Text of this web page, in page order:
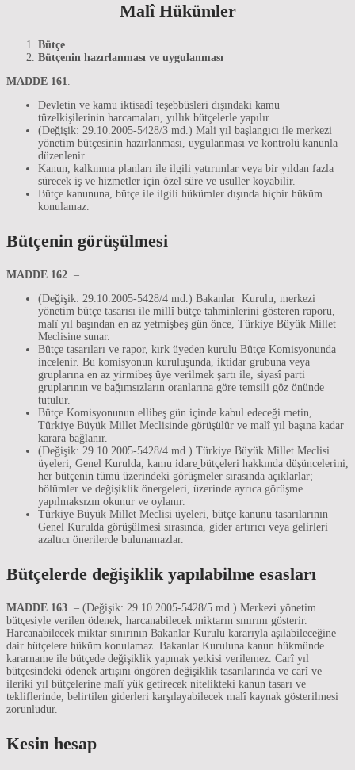
Malî Hükümler
Bütçe
Bütçenin hazırlanması ve uygulanması
MADDE 161. –
Devletin ve kamu iktisadî teşebbüsleri dışındaki kamu
tüzelkişilerinin harcamaları, yıllık bütçelerle yapılır.
(Değişik: 29.10.2005-5428/3 md.) Mali yıl başlangıcı ile merkezi
yönetim bütçesinin hazırlanması, uygulanması ve kontrolü kanunla
düzenlenir.
Kanun, kalkınma planları ile ilgili yatırımlar veya bir yıldan fazla
sürecek iş ve hizmetler için özel süre ve usuller koyabilir.
Bütçe kanununa, bütçe ile ilgili hükümler dışında hiçbir hüküm
konulamaz.
Bütçenin görüşülmesi
MADDE 162. –
(Değişik: 29.10.2005-5428/4 md.) Bakanlar Kurulu, merkezi
yönetim bütçe tasarısı ile millî bütçe tahminlerini gösteren raporu,
malî yıl başından en az yetmişbeş gün önce, Türkiye Büyük Millet
Meclisine sunar.
Bütçe tasarıları ve rapor, kırk üyeden kurulu Bütçe Komisyonunda
incelenir. Bu komisyonun kuruluşunda, iktidar grubuna veya
gruplarına en az yirmibeş üye verilmek şartı ile, siyasî parti
gruplarının ve bağımsızların oranlarına göre temsili göz önünde
tutulur.
Bütçe Komisyonunun ellibeş gün içinde kabul edeceği metin,
Türkiye Büyük Millet Meclisinde görüşülür ve malî yıl başına kadar
karara bağlanır.
(Değişik: 29.10.2005-5428/4 md.) Türkiye Büyük Millet Meclisi
üyeleri, Genel Kurulda, kamu idare bütçeleri hakkında düşüncelerini,
her bütçenin tümü üzerindeki görüşmeler sırasında açıklarlar;
bölümler ve değişiklik önergeleri, üzerinde ayrıca görüşme
yapılmaksızın okunur ve oylanır.
Türkiye Büyük Millet Meclisi üyeleri, bütçe kanunu tasarılarının
Genel Kurulda görüşülmesi sırasında, gider artırıcı veya gelirleri
azaltıcı önerilerde bulunamazlar.
Bütçelerde değişiklik yapılabilme esasları
MADDE 163. – (Değişik: 29.10.2005-5428/5 md.) Merkezi yönetim
bütçesiyle verilen ödenek, harcanabilecek miktarın sınırını gösterir.
Harcanabilecek miktar sınırının Bakanlar Kurulu kararıyla aşılabileceğine
dair bütçelere hüküm konulamaz. Bakanlar Kuruluna kanun hükmünde
kararname ile bütçede değişiklik yapmak yetkisi verilemez. Carî yıl
bütçesindeki ödenek artışını öngören değişiklik tasarılarında ve carî ve
ileriki yıl bütçelerine malî yük getirecek nitelikteki kanun tasarı ve
tekliflerinde, belirtilen giderleri karşılayabilecek malî kaynak gösterilmesi
zorunludur.
Kesin hesap